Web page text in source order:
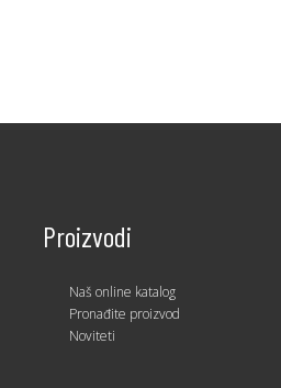
Proizvodi
Naš online katalog
Pronađite proizvod
Noviteti